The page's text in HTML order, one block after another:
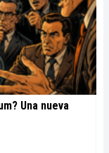
Una nueva